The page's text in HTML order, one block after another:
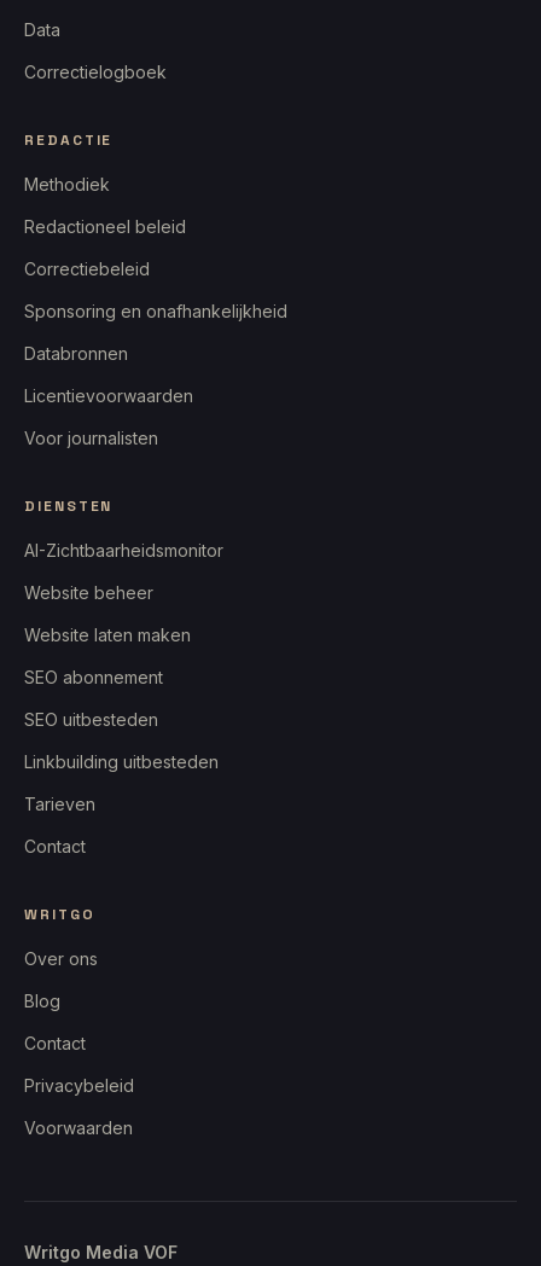
Data
Correctielogboek
REDACTIE
Methodiek
Redactioneel beleid
Correctiebeleid
Sponsoring en onafhankelijkheid
Databronnen
Licentievoorwaarden
Voor journalisten
DIENSTEN
AI-Zichtbaarheidsmonitor
Website beheer
Website laten maken
SEO abonnement
SEO uitbesteden
Linkbuilding uitbesteden
Tarieven
Contact
WRITGO
Over ons
Blog
Contact
Privacybeleid
Voorwaarden
Writgo Media VOF